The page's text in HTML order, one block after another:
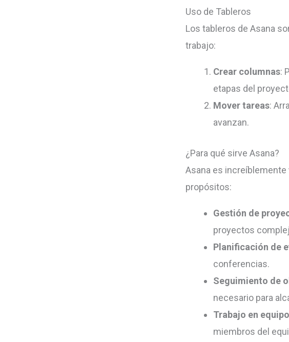
Uso de Tableros
Los tableros de Asana
trabajo:
Crear columnas:
etapas del
Mover tareas:
avanzan.
¿Para qué sirve Asana?
Asana es increíblemente
propósitos:
Gestión de
proyectos
Planificación de
conferencias.
Seguimiento de
necesario para
Trabajo en equipo
miembros del